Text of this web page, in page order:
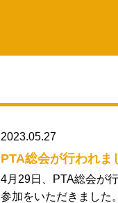
2023.05.27
PTA総会が行われま
4月29日、PTA総会が
参加をいただきました